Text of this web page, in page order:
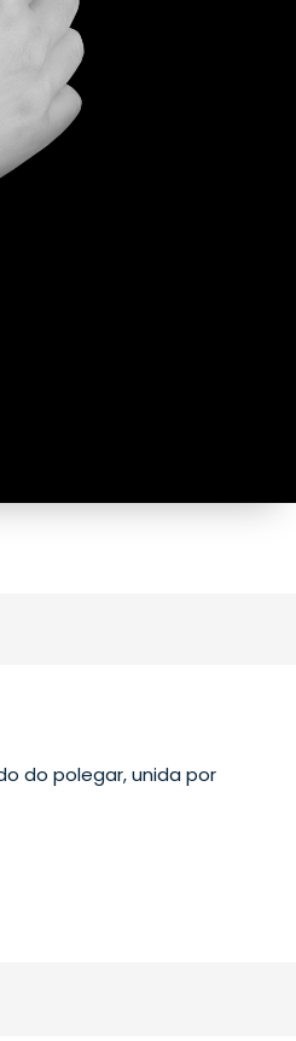
do polegar, unida por